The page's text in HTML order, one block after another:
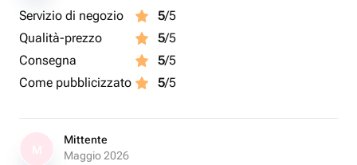
Servizio di negozio 5/5
Qualità-prezzo
5/5
Consegna
5/5
Come pubblicizzato
5/5
Mittente
Maggio 2026